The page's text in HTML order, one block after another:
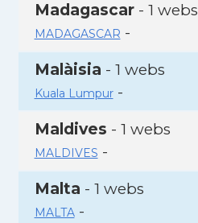
Madagascar- 1 webs
MADAGASCAR -
Malàisia - 1 webs
Kuala Lumpur-
Maldives - 1 webs
MALDIVES -
Malta - 1 webs
MALTA-